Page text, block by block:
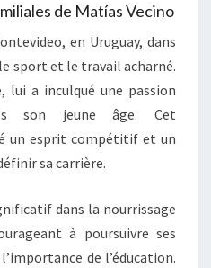
de Matías Vecino
en Uruguay, dans
sport et le travail acharné.
lui a inculqué une passion
son jeune âge. Cet
un esprit compétitif et un
sa carrière.
dans la nourrissage
à poursuivre ses
de l’éducation.